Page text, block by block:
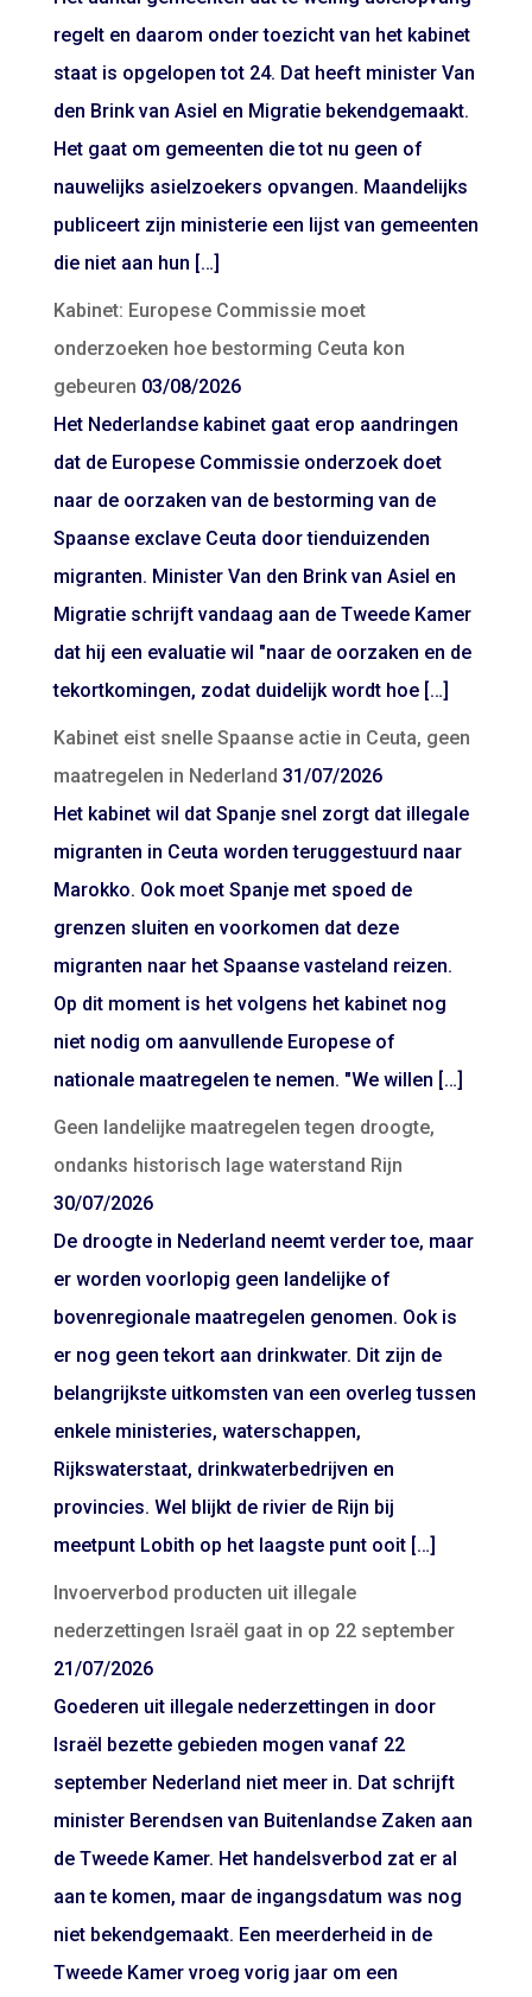
regelt en daarom onder toezicht van het kabinet
staat is opgelopen tot 24. Dat heeft minister Van
den Brink van Asiel en Migratie bekendgemaakt.
Het gaat om gemeenten die tot nu geen of
nauwelijks asielzoekers opvangen. Maandelijks
publiceert zijn ministerie een lijst van gemeenten
die niet aan hun […]
Kabinet: Europese Commissie moet
onderzoeken hoe bestorming Ceuta kon
gebeuren 03/08/2026
Het Nederlandse kabinet gaat erop aandringen
dat de Europese Commissie onderzoek doet
naar de oorzaken van de bestorming van de
Spaanse exclave Ceuta door tienduizenden
migranten. Minister Van den Brink van Asiel en
Migratie schrijft vandaag aan de Tweede Kamer
dat hij een evaluatie wil "naar de oorzaken en de
tekortkomingen, zodat duidelijk wordt hoe […]
Kabinet eist snelle Spaanse actie in Ceuta, geen
maatregelen in Nederland 31/07/2026
Het kabinet wil dat Spanje snel zorgt dat illegale
migranten in Ceuta worden teruggestuurd naar
Marokko. Ook moet Spanje met spoed de
grenzen sluiten en voorkomen dat deze
migranten naar het Spaanse vasteland reizen.
Op dit moment is het volgens het kabinet nog
niet nodig om aanvullende Europese of
nationale maatregelen te nemen. "We willen […]
Geen landelijke maatregelen tegen droogte,
ondanks historisch lage waterstand Rijn
30/07/2026
De droogte in Nederland neemt verder toe, maar
er worden voorlopig geen landelijke of
bovenregionale maatregelen genomen. Ook is
er nog geen tekort aan drinkwater. Dit zijn de
belangrijkste uitkomsten van een overleg tussen
enkele ministeries, waterschappen,
Rijkswaterstaat, drinkwaterbedrijven en
provincies. Wel blijkt de rivier de Rijn bij
meetpunt Lobith op het laagste punt ooit […]
Invoerverbod producten uit illegale
nederzettingen Israël gaat in op 22 september
21/07/2026
Goederen uit illegale nederzettingen in door
Israël bezette gebieden mogen vanaf 22
september Nederland niet meer in. Dat schrijft
minister Berendsen van Buitenlandse Zaken aan
de Tweede Kamer. Het handelsverbod zat er al
aan te komen, maar de ingangsdatum was nog
niet bekendgemaakt. Een meerderheid in de
Tweede Kamer vroeg vorig jaar om een